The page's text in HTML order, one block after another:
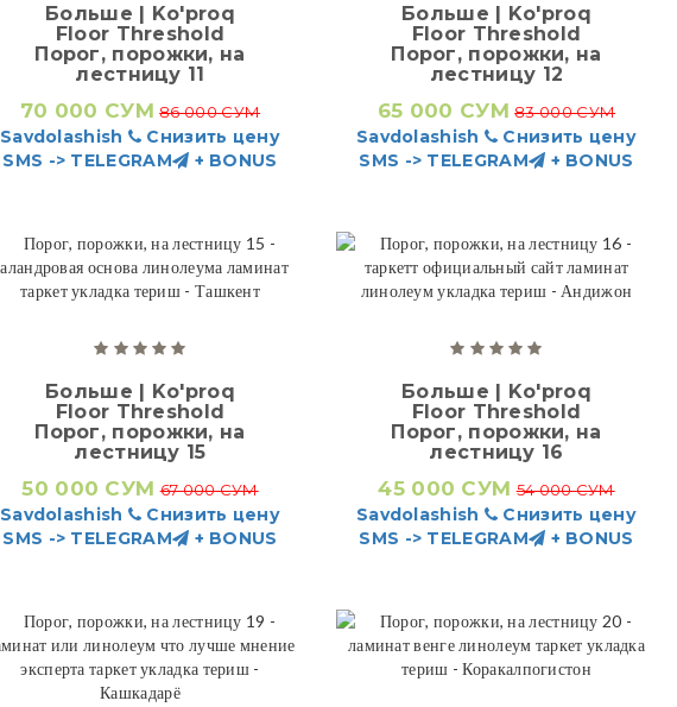
Больше | Ko'proq
Floor Threshold
Порог, порожки, на
лестницу 11
70 000 СУМ 86 000 СУМ
Savdolashish
Снизить цену
SMS -> TELEGRAM
+ BONUS
Больше | Ko'proq
Floor Threshold
Порог, порожки, на
лестницу 12
65 000 СУМ 83 000 СУМ
Savdolashish
Снизить цену
SMS -> TELEGRAM
+ BONUS
Больше | Ko'proq
Floor Threshold
Порог, порожки, на
лестницу 15
50 000 СУМ 67 000 СУМ
Savdolashish
Снизить цену
SMS -> TELEGRAM
+ BONUS
Больше | Ko'proq
Floor Threshold
Порог, порожки, на
лестницу 16
45 000 СУМ 54 000 СУМ
Savdolashish
Снизить цену
SMS -> TELEGRAM
+ BONUS